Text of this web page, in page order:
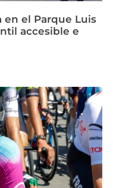
en el Parque Luis
accesible e